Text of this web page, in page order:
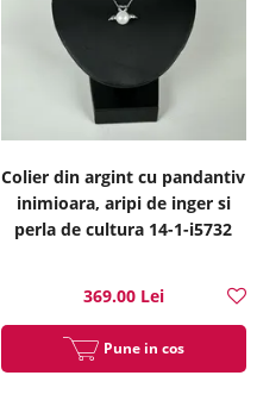
Colier din argint cu pandantiv
inimioara, aripi de inger si
perla de cultura 14-1-i5732
369.00 Lei
Pune in cos